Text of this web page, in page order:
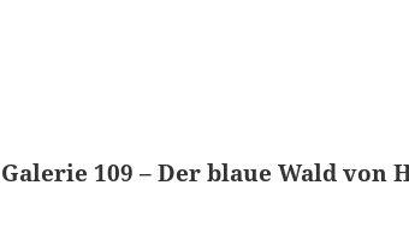
Galerie 109 – Der blaue Wald von